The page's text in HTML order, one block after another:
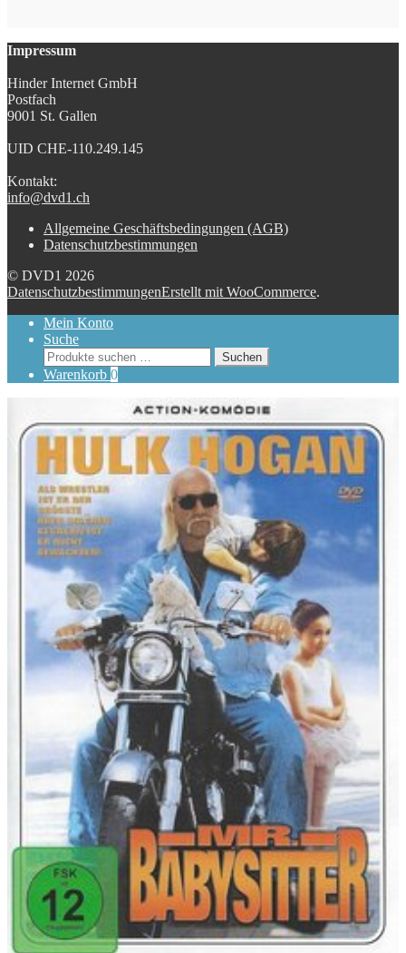
Impressum
Hinder Internet GmbH
Postfach
9001 St. Gallen
UID CHE-110.249.145
Kontakt:
info@dvd1.ch
Allgemeine Geschäftsbedingungen (AGB)
Datenschutzbestimmungen
© DVD1 2026
DatenschutzbestimmungenErstellt mit WooCommerce.
Mein Konto
Suche
Suchen
nach:
Suchen
Warenkorb 0